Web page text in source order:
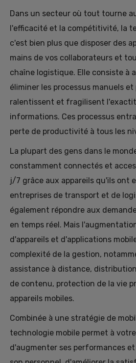
Dans un secteur où tout tourne
l'efficacité et la compétitivité, la
c'est bien plus que disposer des
mains de vos collaborateurs et
chaîne logistique. Elle consiste à
éliminer les processus manuels et
ralentissent et fragilisent
informations. Ces processus
perte de productivité à tous les
La plupart des gens dans le
constamment connectés et
j/7 grâce aux appareils qu'ils ont
entreprises de transport et de
également répondre aux
en temps réel. Mais
d'appareils et d'applications
complexité de la gestion,
assistance à distance,
de contenu, protection de la vie
appareils mobiles.
Combinée à une stratégie de
technologie mobile permet à
d'augmenter ses performances